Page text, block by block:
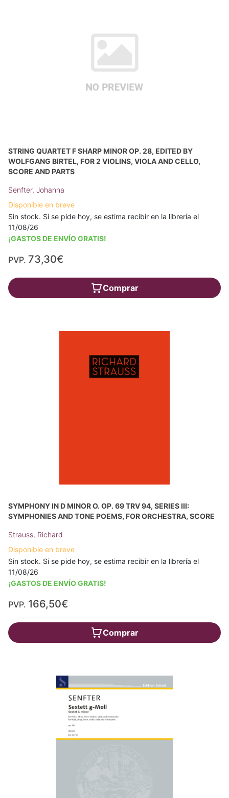
STRING QUARTET F SHARP MINOR OP. 28, EDITED BY
WOLFGANG BIRTEL, FOR 2 VIOLINS, VIOLA AND CELLO,
SCORE AND PARTS
Senfter, Johanna
Disponible en breve
Sin stock. Si se pide hoy, se estima recibir en la librería el
11/08/26
¡GASTOS DE ENVÍO GRATIS!
PVP. 73,30€
Comprar
SYMPHONY IN D MINOR O. OP. 69 TRV 94, SERIES III:
SYMPHONIES AND TONE POEMS, FOR ORCHESTRA, SCORE
Strauss, Richard
Disponible en breve
Sin stock. Si se pide hoy, se estima recibir en la librería el
11/08/26
¡GASTOS DE ENVÍO GRATIS!
PVP. 166,50€
Comprar